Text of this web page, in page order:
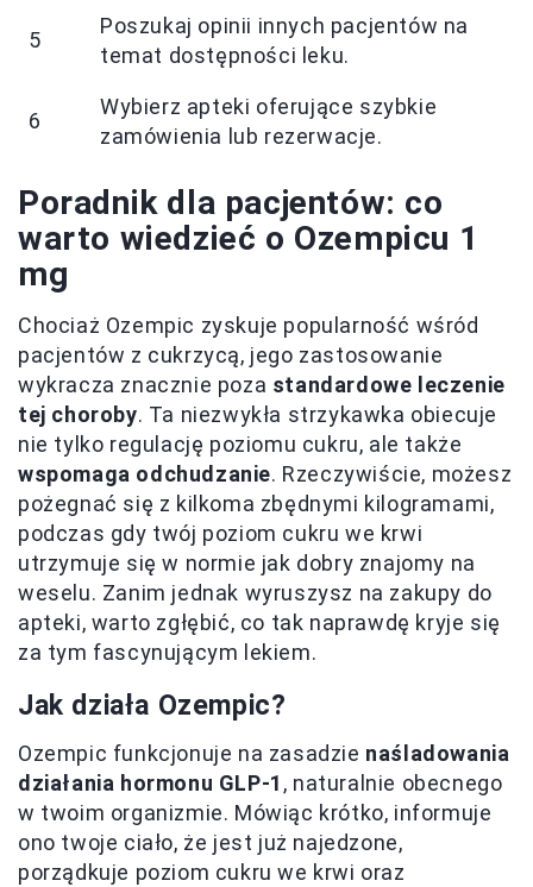
5
Poszukaj opinii innych pacjentów na
temat dostępności leku.
6
Wybierz apteki oferujące szybkie
zamówienia lub rezerwacje.
Poradnik dla pacjentów: co
warto wiedzieć o Ozempicu 1
mg
Chociaż Ozempic zyskuje popularność wśród
pacjentów z cukrzycą, jego zastosowanie
wykracza znacznie poza standardowe leczenie
tej choroby. Ta niezwykła strzykawka obiecuje
nie tylko regulację poziomu cukru, ale także
wspomaga odchudzanie. Rzeczywiście, możesz
pożegnać się z kilkoma zbędnymi kilogramami,
podczas gdy twój poziom cukru we krwi
utrzymuje się w normie jak dobry znajomy na
weselu. Zanim jednak wyruszysz na zakupy do
apteki, warto zgłębić, co tak naprawdę kryje się
za tym fascynującym lekiem.
Jak działa Ozempic?
Ozempic funkcjonuje na zasadzie naśladowania
działania hormonu GLP-1 , naturalnie obecnego
w twoim organizmie. Mówiąc krótko, informuje
ono twoje ciało, że jest już najedzone,
porządkuje poziom cukru we krwi oraz